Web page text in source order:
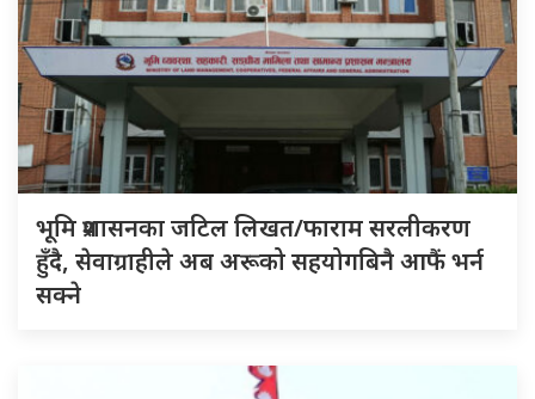
भूमि प्रशासनका जटिल लिखत/फाराम सरलीकरण
हुँदै, सेवाग्राहीले अब अरूको सहयोगबिनै आफैं भर्न
सक्ने